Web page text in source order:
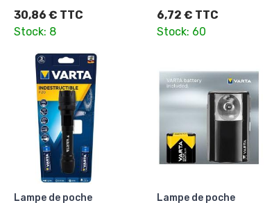
30,86 € TTC
Stock: 8
6,72 € TTC
Stock: 60
Lampe de poche
Lampe de poche